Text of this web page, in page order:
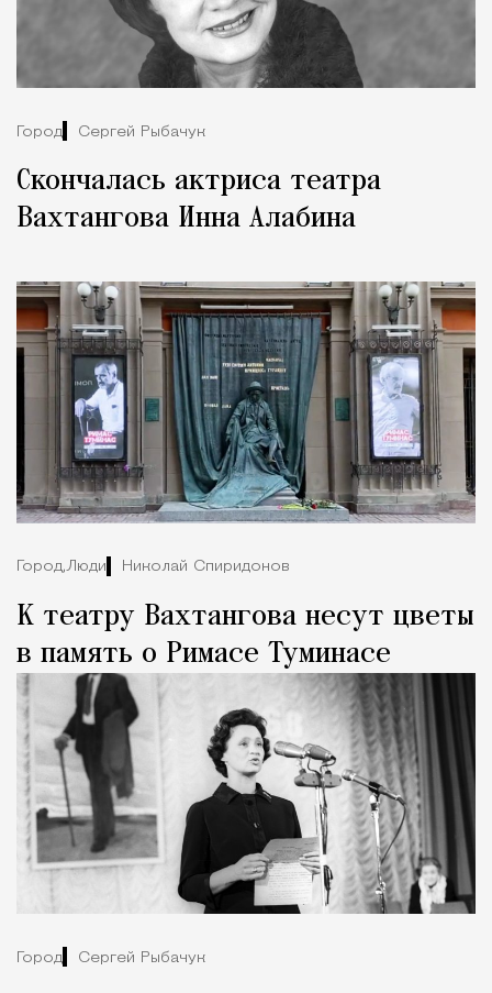
Город Сергей Рыбачук
Скончалась актриса театра
Вахтангова Инна Алабина
Город,Люди Николай Спиридонов
К театру Вахтангова несут цветы
в память о Римасе Туминасе
Город Сергей Рыбачук